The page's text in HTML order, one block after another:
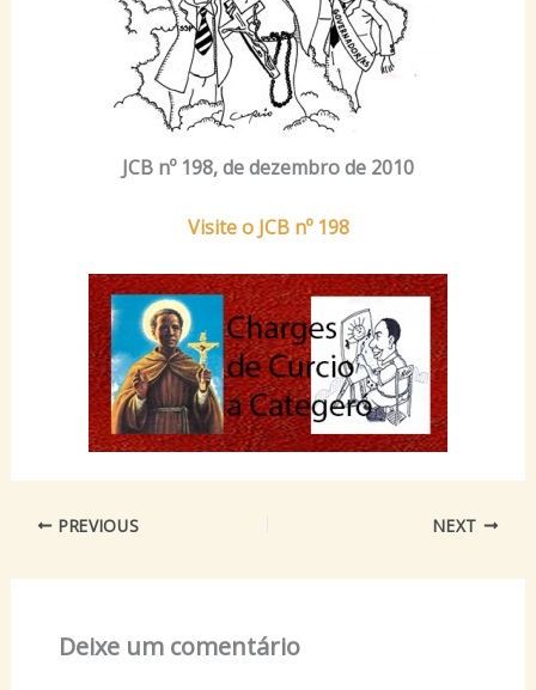
JCB nº 198, de dezembro de 2010
Visite o JCB nº 198
PREVIOUS NEXT
Deixe um comentário